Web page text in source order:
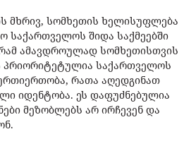
მხრივ, სომხეთის ხელისუფლება
საქართველოს შიდა საქმეებში
ამავდროულად სომხეთისთვის
საქართველოს
რათა აღედგინათ
იდენტობა. ეს დაფუძნებულია
მეზობლებს არ ირჩევენ და